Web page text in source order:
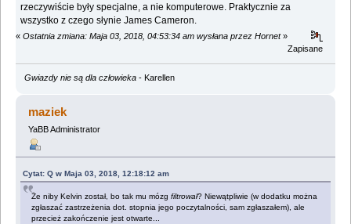
rzeczywiście były specjalne, a nie komputerowe. Praktycznie za
wszystko z czego słynie James Cameron.
« Ostatnia zmiana: Maja 03, 2018, 04:53:34 am wysłana przez Hornet»
Zapisane
Gwiazdy nie są dla człowieka- Karellen
maziek
YaBB Administrator
Cytat: Q w Maja 03, 2018, 12:18:12 am
Że niby Kelvin został, bo tak mu mózgfiltrował? Niewątpliwie (w dodatku można
zgłaszać zastrzeżenia dot. stopnia jego poczytalności, sam zgłaszałem), ale
przecież zakończenie jest otwarte...